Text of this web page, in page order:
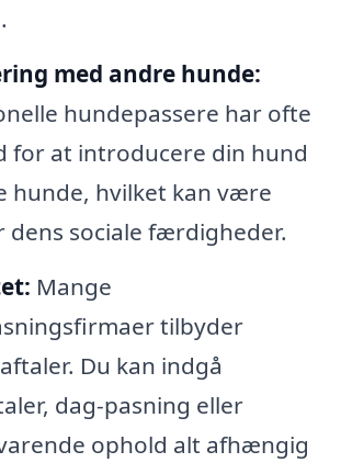
med andre hunde:
hundepassere har ofte
for at introducere din hund
hunde, hvilket kan være
dens sociale færdigheder.
Mange
tilbyder
Du kan indgå
dag-pasning eller
ophold alt afhængig